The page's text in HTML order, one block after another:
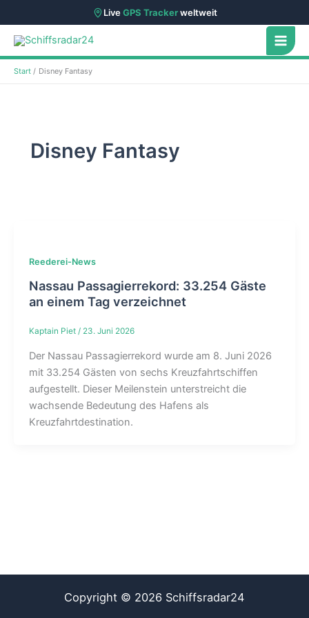
LiveGPS Trackerweltweit
Zum
Inhalt
springen
Start Disney Fantasy
Disney Fantasy
Reederei-News
Nassau Passagierrekord: 33.254 Gäste
an einem Tag verzeichnet
Kaptain Piet / 23. Juni 2026
Der Nassau Passagierrekord wurde am 8. Juni 2026
mit 33.254 Gästen von sechs Kreuzfahrtschiffen
aufgestellt. Dieser Meilenstein unterstreicht die
wachsende Bedeutung des Hafens als
Kreuzfahrtdestination.
Copyright © 2026 Schiffsradar24